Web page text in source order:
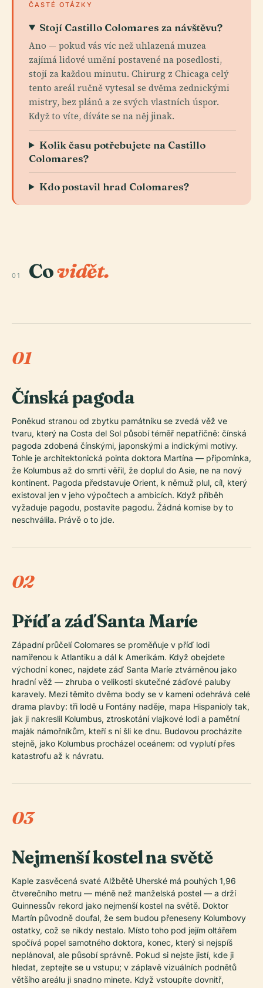
ČASTÉ OTÁZKY
Stojí Castillo Colomares za návštěvu?
Ano — pokud vás víc než uhlazená muzea
zajímá lidové umění postavené na posedlosti,
stojí za každou minutu. Chirurg z Chicaga celý
tento areál ručně vytesal se dvěma zednickými
mistry, bez plánů a ze svých vlastních úspor.
Když to víte, díváte se na něj jinak.
Kolik času potřebujete na Castillo
Colomares?
Kdo postavil hrad Colomares?
01 Covidět.
01
Čínská pagoda
Poněkud stranou od zbytku památníku se zvedá věž ve
tvaru, který na Costa del Sol působí téměř nepatřičně: čínská
pagoda zdobená čínskými, japonskými a indickými motivy.
Tohle je architektonická pointa doktora Martína — připomínka,
že Kolumbus až do smrti věřil, že doplul do Asie, ne na nový
kontinent. Pagoda představuje Orient, k němuž plul, cíl, který
existoval jen v jeho výpočtech a ambicích. Když příběh
vyžaduje pagodu, postavíte pagodu. Žádná komise by to
neschválila. Právě o to jde.
02
Příď a záď Santa Maríe
Západní průčelí Colomares se proměňuje v příď lodi
namířenou k Atlantiku a dál k Amerikám. Když obejdete
východní konec, najdete záď Santa Maríe ztvárněnou jako
hradní věž — zhruba o velikosti skutečné záďové paluby
karavely. Mezi těmito dvěma body se v kameni odehrává celé
drama plavby: tři lodě u Fontány naděje, mapa Hispanioly tak,
jak ji nakreslil Kolumbus, ztroskotání vlajkové lodi a pamětní
maják námořníkům, kteří s ní šli ke dnu. Budovou procházíte
stejně, jako Kolumbus procházel oceánem: od vyplutí přes
katastrofu až k návratu.
03
Nejmenší kostel na světě
Kaple zasvěcená svaté Alžbětě Uherské má pouhých 1,96
čtverečního metru — méně než manželská postel — a drží
Guinnessův rekord jako nejmenší kostel na světě. Doktor
Martín původně doufal, že sem budou přeneseny Kolumbovy
ostatky, což se nikdy nestalo. Místo toho pod jejím oltářem
spočívá popel samotného doktora, konec, který si nejspíš
neplánoval, ale působí správně. Pokud si nejste jistí, kde ji
hledat, zeptejte se u vstupu; v záplavě vizuálních podnětů
většího areálu ji snadno minete. Když vstoupíte dovnitř,